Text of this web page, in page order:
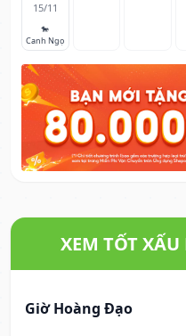
15/11
🐎
Canh Ngọ
XEM TỐT
Giờ Hoàng Đạo